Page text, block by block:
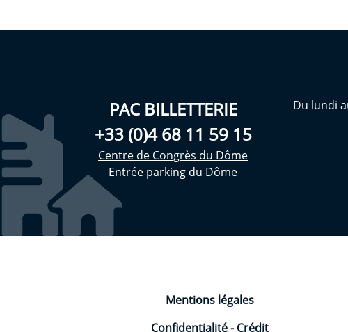
PAC BILLETTERIE
+33 (0)4 68 11 59 15
Centre de Congrès du Dôme
Entrée parking du Dôme
Du lundi
Mentions légales
Confidentialité-Crédit